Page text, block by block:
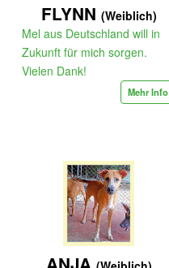
FLYNN (Weiblich)
Mel aus Deutschland will in
Zukunft für mich sorgen.
Vielen Dank!
Mehr Info